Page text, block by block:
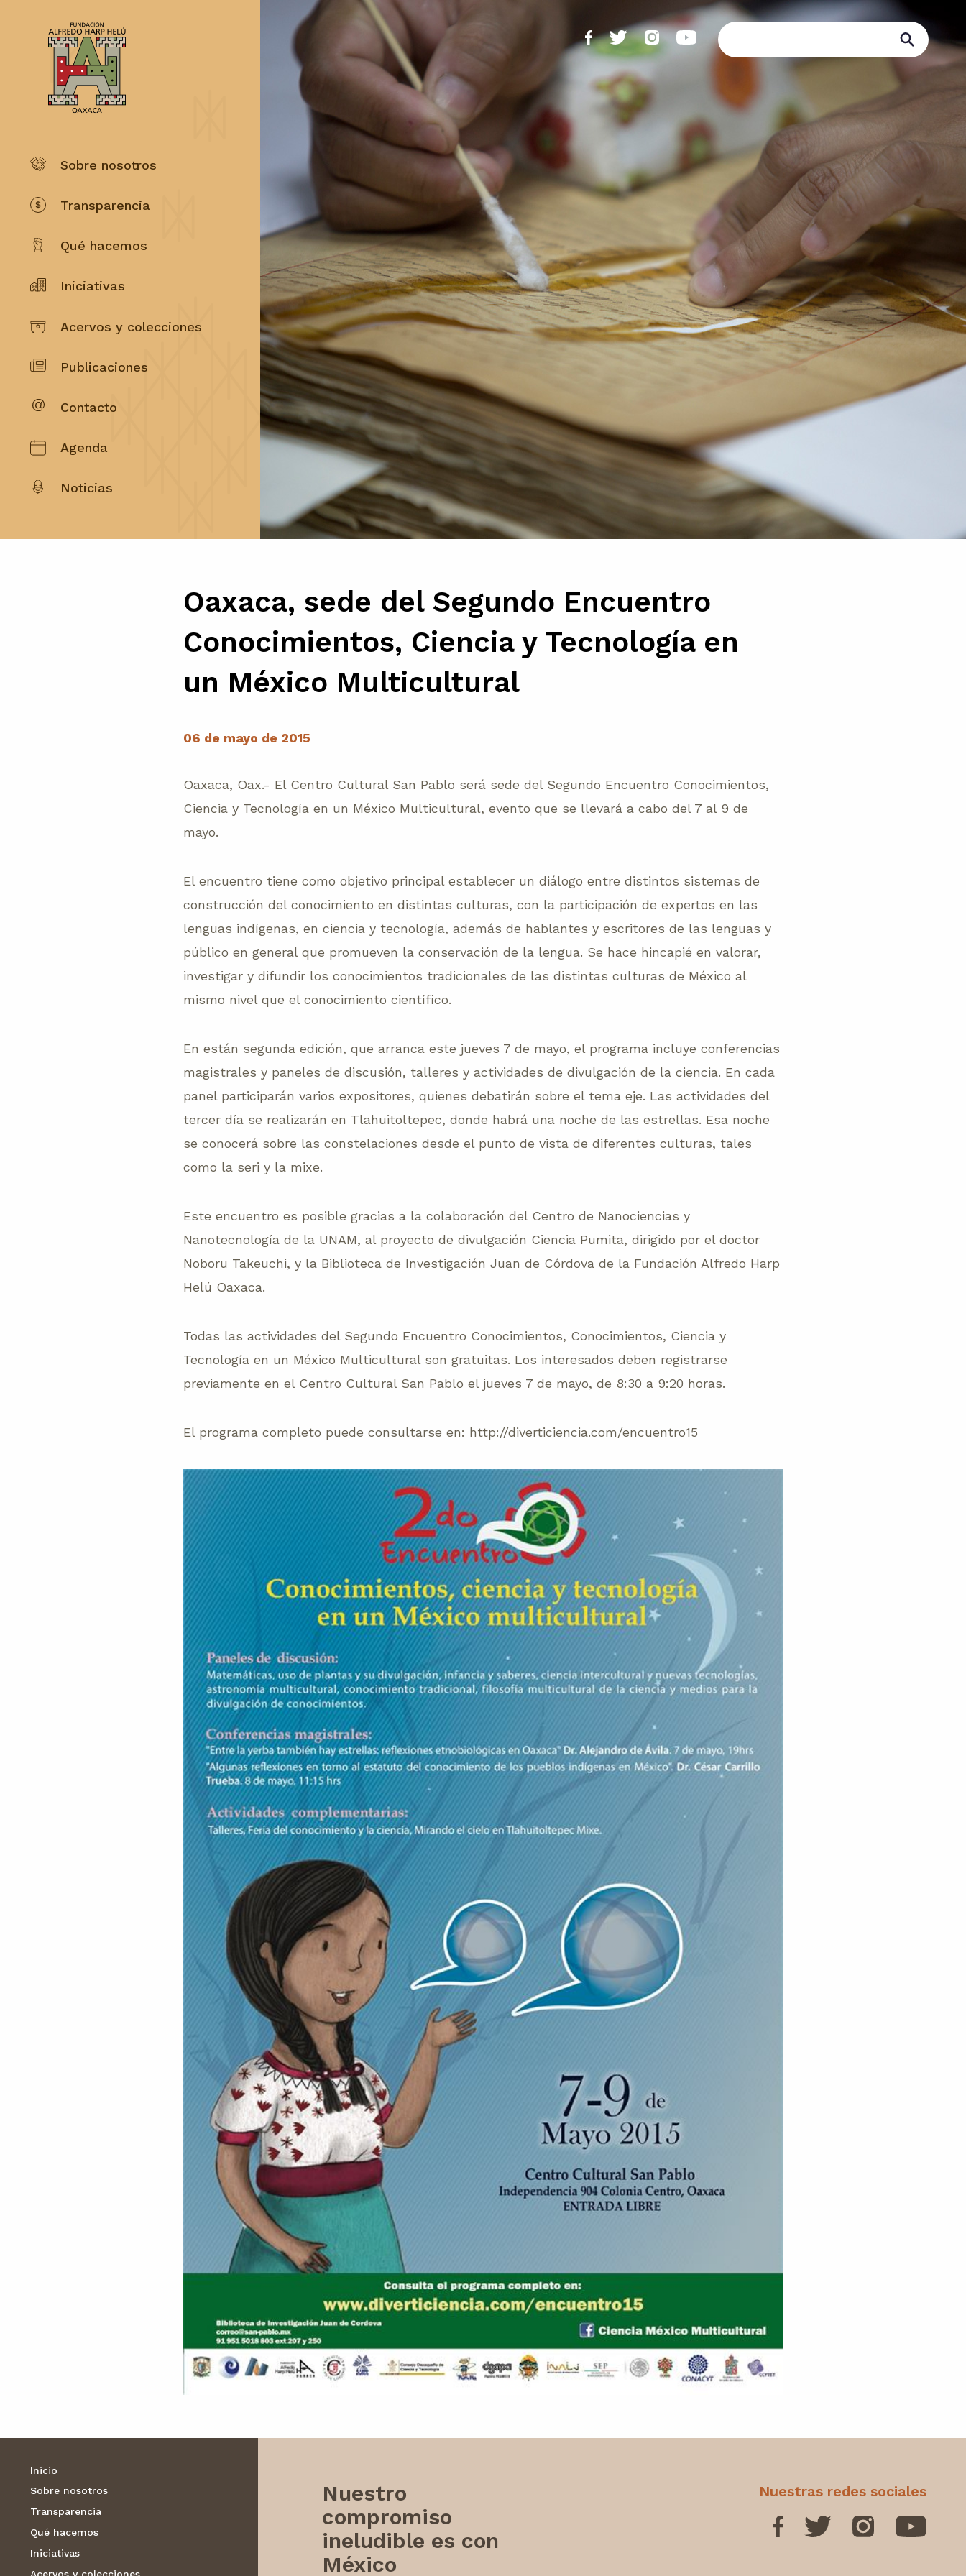
Sobre nosotros
Transparencia
Qué hacemos
Iniciativas
Acervos y colecciones
Publicaciones
Contacto
Agenda
Noticias
Oaxaca, sede del Segundo Encuentro
Conocimientos, Ciencia y Tecnología en
un México Multicultural
06 de mayo de 2015
Oaxaca, Oax.- El Centro Cultural San Pablo será sede del Segundo Encuentro Conocimientos,
Ciencia y Tecnología en un México Multicultural, evento que se llevará a cabo del 7 al 9 de
mayo.
El encuentro tiene como objetivo principal establecer un diálogo entre distintos sistemas de
construcción del conocimiento en distintas culturas, con la participación de expertos en las
lenguas indígenas, en ciencia y tecnología, además de hablantes y escritores de las lenguas y
público en general que promueven la conservación de la lengua. Se hace hincapié en valorar,
investigar y difundir los conocimientos tradicionales de las distintas culturas de México al
mismo nivel que el conocimiento científico.
En están segunda edición, que arranca este jueves 7 de mayo, el programa incluye conferencias
magistrales y paneles de discusión, talleres y actividades de divulgación de la ciencia. En cada
panel participarán varios expositores, quienes debatirán sobre el tema eje. Las actividades del
tercer día se realizarán en Tlahuitoltepec, donde habrá una noche de las estrellas. Esa noche
se conocerá sobre las constelaciones desde el punto de vista de diferentes culturas, tales
como la seri y la mixe.
Este encuentro es posible gracias a la colaboración del Centro de Nanociencias y
Nanotecnología de la UNAM, al proyecto de divulgación Ciencia Pumita, dirigido por el doctor
Noboru Takeuchi, y la Biblioteca de Investigación Juan de Córdova de la Fundación Alfredo Harp
Helú Oaxaca.
Todas las actividades del Segundo Encuentro Conocimientos, Conocimientos, Ciencia y
Tecnología en un México Multicultural son gratuitas. Los interesados deben registrarse
previamente en el Centro Cultural San Pablo el jueves 7 de mayo, de 8:30 a 9:20 horas.
El programa completo puede consultarse en: http://diverticiencia.com/encuentro15
Inicio
Sobre nosotros
Transparencia
Qué hacemos
Iniciativas
Acervos y colecciones
Nuestro
compromiso
ineludible es con
México
Nuestras redes sociales